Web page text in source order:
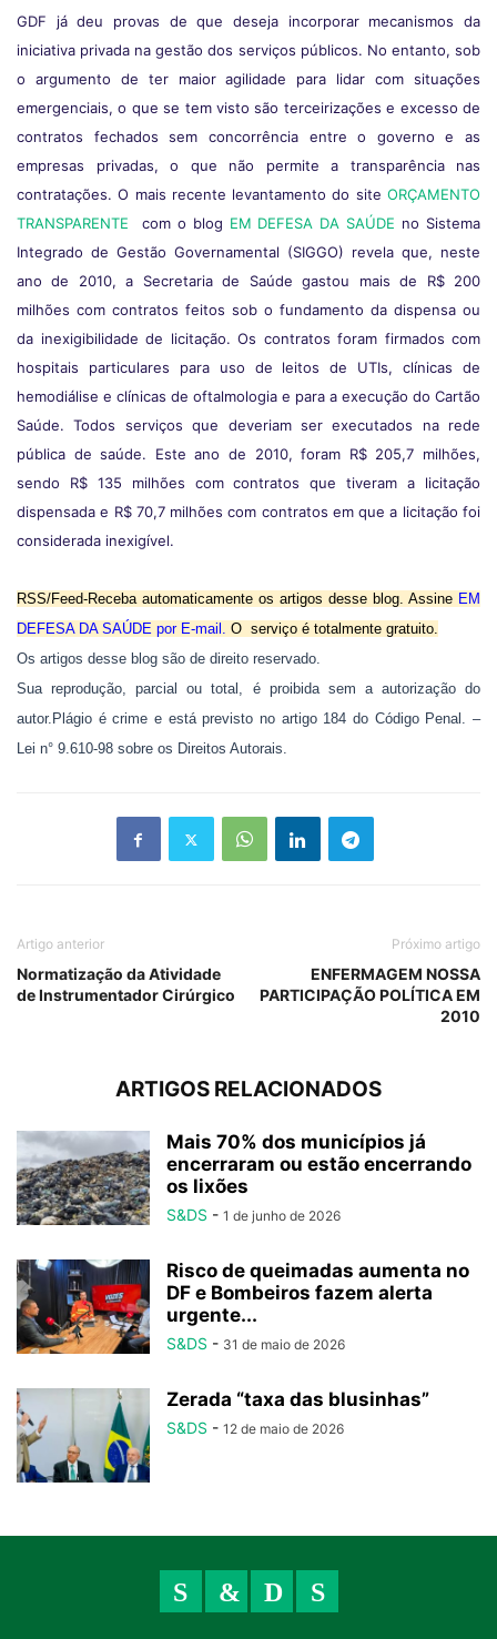
GDF já deu provas de que deseja incorporar mecanismos da
iniciativa privada na gestão dos serviços públicos. No entanto, sob
o argumento de ter maior agilidade para lidar com situações
emergenciais, o que se tem visto são terceirizações e excesso de
contratos fechados sem concorrência entre o governo e as
empresas privadas, o que não permite a transparência nas
contratações. O mais recente levantamento do site ORÇAMENTO
TRANSPARENTE com o blog EM DEFESA DA SAÚDE no Sistema
Integrado de Gestão Governamental (SIGGO) revela que, neste
ano de 2010, a Secretaria de Saúde gastou mais de R$ 200
milhões com contratos feitos sob o fundamento da dispensa ou
da inexigibilidade de licitação. Os contratos foram firmados com
hospitais particulares para uso de leitos de UTIs, clínicas de
hemodiálise e clínicas de oftalmologia e para a execução do Cartão
Saúde. Todos serviços que deveriam ser executados na rede
pública de saúde. Este ano de 2010, foram R$ 205,7 milhões,
sendo R$ 135 milhões com contratos que tiveram a licitação
dispensada e R$ 70,7 milhões com contratos em que a licitação foi
considerada inexigível.
RSS/Feed-Receba automaticamente os artigos desse blog. Assine EM
DEFESA DA SAÚDE por E-mail . O serviço é totalmente gratuito.
Os artigos desse blog são de direito reservado.
Sua reprodução, parcial ou total, é proibida sem a autorização do
autor.Plágio é crime e está previsto no artigo 184 do Código Penal. –
Lei n° 9.610-98 sobre os Direitos Autorais.
Artigo anterior
Normatização da Atividade
de Instrumentador Cirúrgico
Próximo artigo
ENFERMAGEM NOSSA
PARTICIPAÇÃO POLÍTICA EM
2010
ARTIGOS RELACIONADOS
Mais 70% dos municípios já
encerraram ou estão encerrando
os lixões
S&DS - 1 de junho de 2026
Risco de queimadas aumenta no
DF e Bombeiros fazem alerta
urgente...
S&DS - 31 de maio de 2026
Zerada “taxa das blusinhas”
S&DS - 12 de maio de 2026